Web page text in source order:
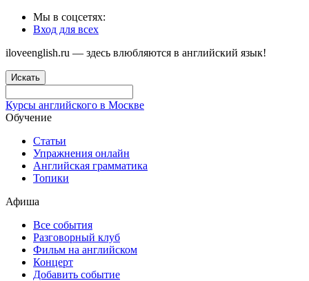
Мы в соцсетях:
Вход для всех
iloveenglish.ru — здесь влюбляются в английский язык!
Искать
Курсы английского в Москве
Обучение
Статьи
Упражнения онлайн
Английская грамматика
Топики
Афиша
Все события
Разговорный клуб
Фильм на английском
Концерт
Добавить событие